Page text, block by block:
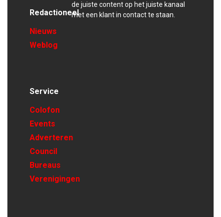
de juiste content op het juiste kanaal
met een klant in contact te staan.
Redactioneel
Nieuws
Weblog
Service
Colofon
Events
Adverteren
Council
Bureaus
Verenigingen